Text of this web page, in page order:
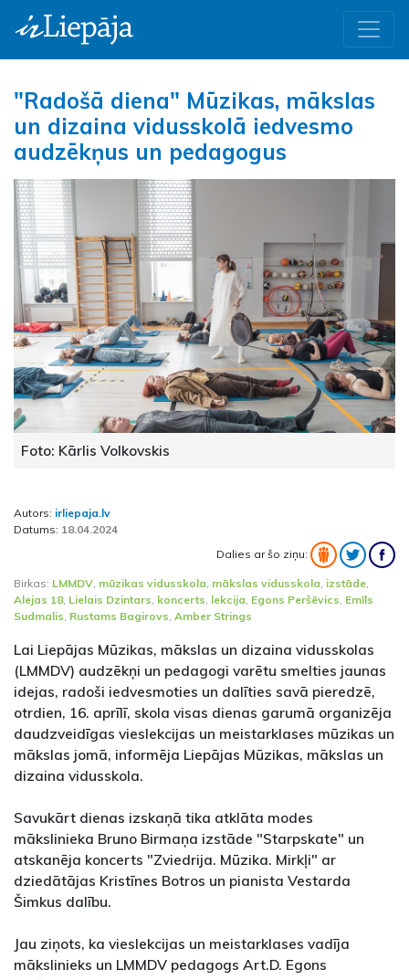
"Radošā diena" Mūzikas, mākslas
un dizaina vidusskolā iedvesmo
audzēkņus un pedagogus
Foto: Kārlis Volkovskis
Autors: irliepaja.lv
Datums: 18.04.2024
Dalies ar šo ziņu:
Birkas: LMMDV, mūzikas vidusskola, mākslas vidusskola, izstāde,
Alejas 18, Lielais Dzintars, koncerts, lekcija, Egons Peršēvics, Emīls
Sudmalis, Rustams Bagirovs, Amber Strings
Lai Liepājas Mūzikas, mākslas un dizaina vidusskolas
(LMMDV) audzēkņi un pedagogi varētu smelties jaunas
idejas, radoši iedvesmoties un dalīties savā pieredzē,
otrdien, 16. aprīlī, skola visas dienas garumā organizēja
daudzveidīgas vieslekcijas un meistarklases mūzikas un
mākslas jomā, informēja Liepājas Mūzikas, mākslas un
dizaina vidusskola.
Savukārt dienas izskaņā tika atklāta modes
mākslinieka Bruno Birmaņa izstāde "Starpskate" un
atskanēja koncerts "Zviedrija. Mūzika. Mirkļi" ar
dziedātājas Kristīnes Botros un pianista Vestarda
Šimkus dalību.
Jau ziņots, ka vieslekcijas un meistarklases vadīja
mākslinieks un LMMDV pedagogs Art.D. Egons